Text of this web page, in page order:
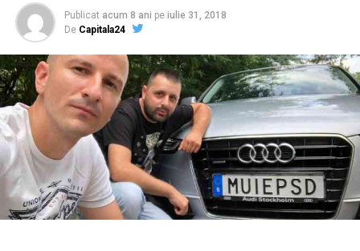
Publicat acum 8 ani pe iulie 31, 2018
De Capitala24